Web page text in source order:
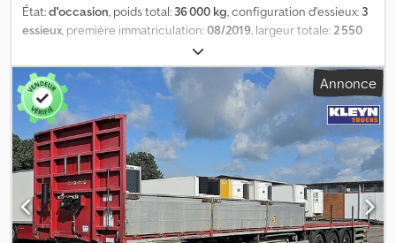
État:d'occasion, poids total: 36 000 kg, configuration d'essieux: 3
essieux, première immatriculation:08/2019, largeur totale:2 550
, Équipement:
à panneaux latéraux en treillis d'acier Krone * Essieux Krone *
Suspension pneumatique * Freins à disque * 1er essieu relevable
* 1 coffre à palettes * 1 coffre de rangement en plastique *
Panneaux latéraux * Montants amovibles * Treuil * Anneaux
d’arrimage * Support de roue de secours Codozp Szcspfx Ah Isha
* Anneaux d’arrimage * Béquilles mécaniques Jost * Pneus
385/65 R22,5 Pour toute information complémentaire, nous
restons à votre disposition.
Annonce